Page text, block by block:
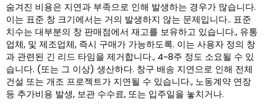
숨겨진 비용은 지연과 부족으로 인해 발생하는 경우가 많습니다.
이는 표준 창 크기에서는 거의 발생하지 않는 문제입니다.. 표준
치수는 대부분의 창 판매점에서 재고를 보유하고 있습니다., 유통
업체, 및 제조업체, 즉시 구매가 가능하도록. 이는 사용자 정의 창
과 관련된 긴 리드 타임을 제거합니다., 4~8주 정도 소요될 수 있
습니다. (또는 그 이상) 생산하다. 창구 배송 지연으로 인해 전체
건설 또는 개조 프로젝트가 지연될 수 있습니다., 노동계약 연장
등 추가비용 발생, 보관 수수료, 또는 입주일을 놓치거나.